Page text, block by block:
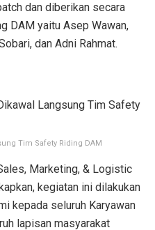
dan diberikan secara
DAM yaitu Asep Wawan,
dan Adni Rahmat.
Tim Safety Riding DAM
Marketing, & Logistic
kegiatan ini dilakukan
kepada seluruh Karyawan
lapisan masyarakat